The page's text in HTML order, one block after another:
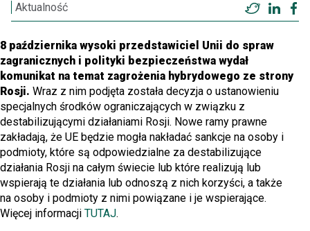
Aktualność
Twitter
8 października wysoki przedstawiciel Unii do spraw
zagranicznych i polityki bezpieczeństwa wydał
komunikat na temat zagrożenia hybrydowego ze strony
Rosji. Wraz z nim podjęta została decyzja o ustanowieniu
specjalnych środków ograniczających w związku z
destabilizującymi działaniami Rosji. Nowe ramy prawne
zakładają, że UE będzie mogła nakładać sankcje na osoby i
podmioty, które są odpowiedzialne za destabilizujące
działania Rosji na całym świecie lub które realizują lub
wspierają te działania lub odnoszą z nich korzyści, a także
na osoby i podmioty z nimi powiązane i je wspierające.
Więcej informacji TUTAJ.